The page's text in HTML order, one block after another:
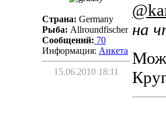
Страна: Germany
Рыба: Allroundfischer
Сообщений: 70
Информация: Aнкета
15.06.2010 18:11
на